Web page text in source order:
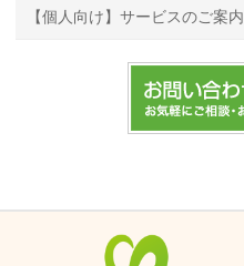
【個人向け】サービスのご案内